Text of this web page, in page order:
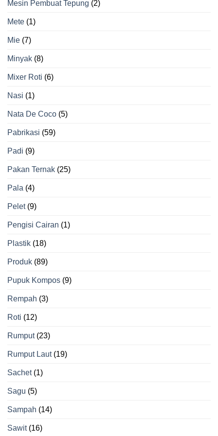
Mesin Pembuat Tepung (2)
Mete (1)
Mie (7)
Minyak (8)
Mixer Roti (6)
Nasi (1)
Nata De Coco (5)
Pabrikasi (59)
Padi (9)
Pakan Ternak (25)
Pala (4)
Pelet(9)
Pengisi Cairan (1)
Plastik (18)
Produk (89)
Pupuk Kompos (9)
Rempah (3)
Roti (12)
Rumput(23)
Rumput Laut(19)
Sachet(1)
Sagu (5)
Sampah (14)
Sawit(16)